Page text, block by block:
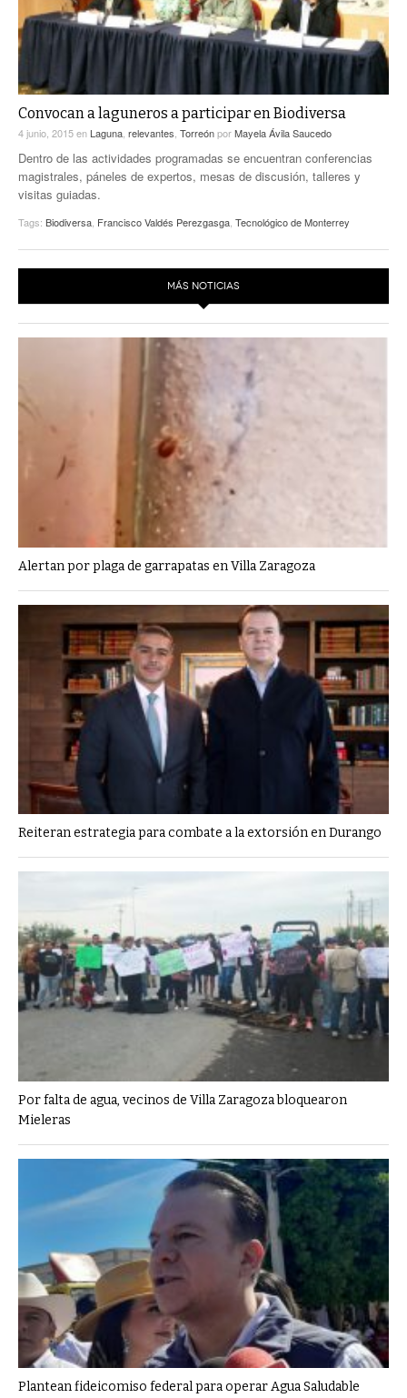
Convocan a laguneros a participar en Biodiversa
4 junio, 2015en Laguna relevantes TorreónporMayela Ávila Saucedo
Dentro de las actividades programadas se encuentran conferencias
magistrales, páneles de expertos, mesas de discusión, talleres y
visitas guiadas.
Tags: Biodiversa Francisco Valdés Perezgasga Tecnológico de Monterrey
MÁS NOTICIAS
Alertan por plaga de garrapatas en Villa Zaragoza
Reiteran estrategia para combate a la extorsión en Durango
Por falta de agua, vecinos de Villa Zaragoza bloquearon
Mieleras
Plantean fideicomiso federal para operar Agua Saludable